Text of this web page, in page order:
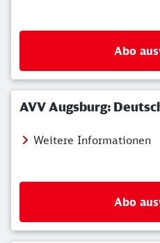
Abo
AVV Augsburg:
Weitere Informationen
Abo